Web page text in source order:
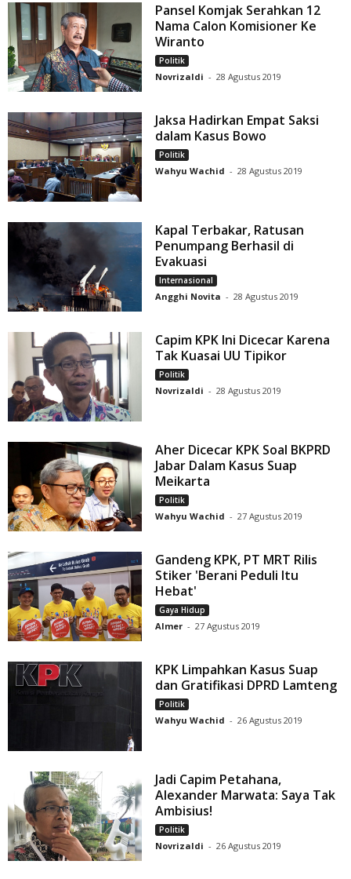
Pansel Komjak Serahkan 12
Nama Calon Komisioner Ke
Wiranto
Politik
Novrizaldi - 28 Agustus 2019
Jaksa Hadirkan Empat Saksi
dalam Kasus Bowo
Politik
Wahyu Wachid - 28 Agustus 2019
Kapal Terbakar, Ratusan
Penumpang Berhasil di
Evakuasi
Internasional
Angghi Novita - 28 Agustus 2019
Capim KPK Ini Dicecar Karena
Tak Kuasai UU Tipikor
Politik
Novrizaldi - 28 Agustus 2019
Aher Dicecar KPK Soal BKPRD
Jabar Dalam Kasus Suap
Meikarta
Politik
Wahyu Wachid - 27 Agustus 2019
Gandeng KPK, PT MRT Rilis
Stiker 'Berani Peduli Itu
Hebat'
Gaya Hidup
Almer - 27 Agustus 2019
KPK Limpahkan Kasus Suap
dan Gratifikasi DPRD Lamteng
Politik
Wahyu Wachid - 26 Agustus 2019
Jadi Capim Petahana,
Alexander Marwata: Saya Tak
Ambisius!
Politik
Novrizaldi - 26 Agustus 2019